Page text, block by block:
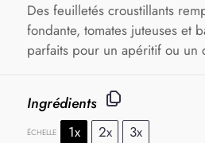
Des feuilletés croustillants
fondante, tomates juteuses et
parfaits pour un apéritif ou un
Ingrédients
ÉCHELLE 1x 2x 3x